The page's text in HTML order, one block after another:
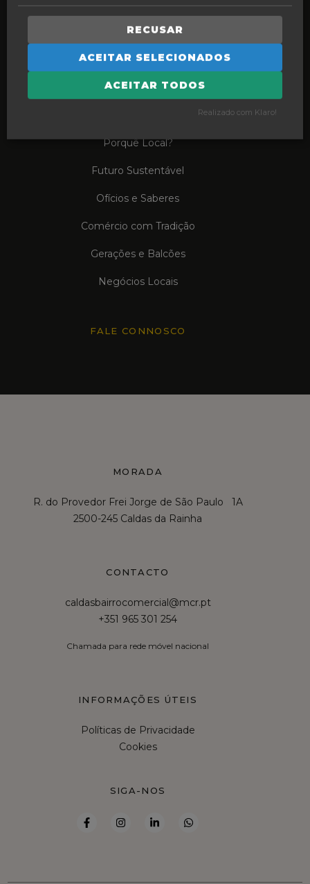
Podcasts e Vlogs
Formação em Ação
Porquê Local?
Futuro Sustentável
Ofícios e Saberes
Comércio com Tradição
Gerações e Balcões
Negócios Locais
FALE CONNOSCO
MORADA
R. do Provedor Frei Jorge de São Paulo 1A
2500-245 Caldas da Rainha
CONTACTO
caldasbairrocomercial@mcr.pt
+351 965 301 254
Chamada para rede móvel nacional
INFORMAÇÕES ÚTEIS
Políticas de Privacidade
Cookies
SIGA-NOS
RECUSAR
ACEITAR SELECIONADOS
ACEITAR TODOS
Realizado com Klaro!